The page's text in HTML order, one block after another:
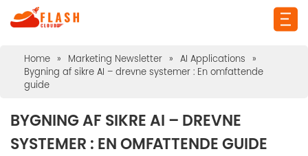
Home » Marketing Newsletter » AI Applications
»
Bygning af sikre AI – drevne systemer : En omfattende
guide
BYGNING AF SIKRE AI – DREVNE
SYSTEMER : EN OMFATTENDE GUIDE